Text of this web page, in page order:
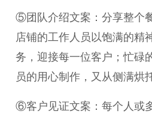
⑤团队介绍文案：分享整个
店铺的工作人员以饱满的精
务，迎接每一位客户；忙碌
员的用心制作，又从侧满烘
⑥客户见证文案：每个人或